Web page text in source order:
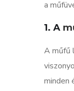
a
1. A
A műfű
minden